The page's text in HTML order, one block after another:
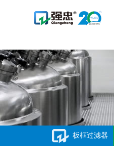
米兰网web站
板框过滤器